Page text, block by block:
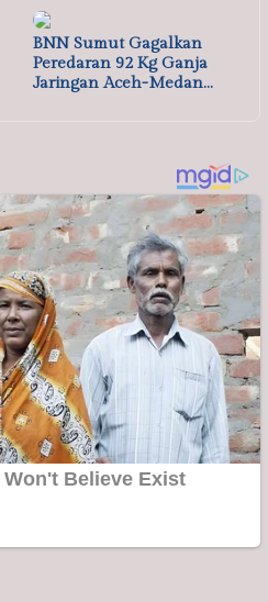
BNN Sumut Gagalkan
Peredaran 92 Kg Ganja
Jaringan Aceh-Medan…